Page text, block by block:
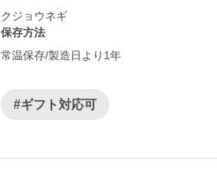
クジョウネギ
保存方法
常温保存/製造日より1年
#ギフト対応可